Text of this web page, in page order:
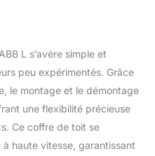
L s’avère simple et
peu expérimentés. Grâce
le montage et le démontage
une flexibilité précieuse
Ce coffre de toit se
haute vitesse, garantissant